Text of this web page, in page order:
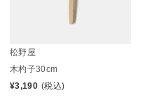
松野屋
木杓子30cm
¥3,190 (税込)